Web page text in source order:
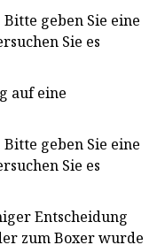
geben Sie eine
Sie es
auf eine
geben Sie eine
Sie es
Entscheidung
zum Boxer wurde